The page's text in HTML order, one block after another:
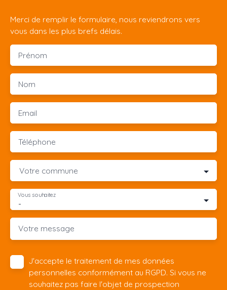
Merci de remplir le formulaire, nous reviendrons vers
vous dans les plus brefs délais.
Prénom
Nom
Email
Téléphone
Votre commune
-
Vous souhaitez
Votre message
J'accepte le traitement de mes données
personnelles conformément au RGPD. Si vous ne
souhaitez pas faire l'objet de prospection